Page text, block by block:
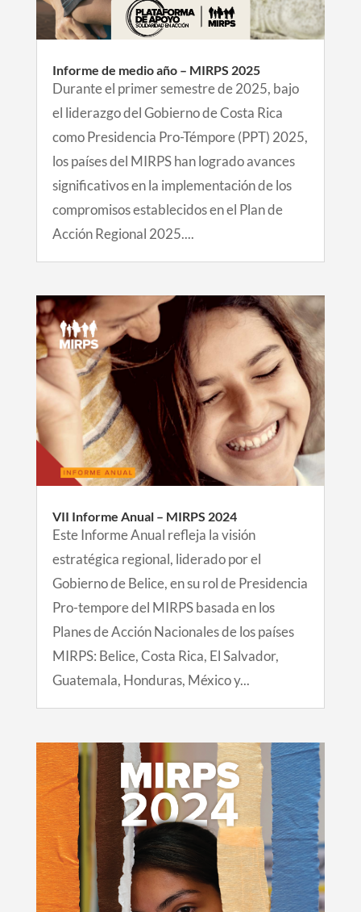
Informe de medio año – MIRPS 2025
Durante el primer semestre de 2025, bajo
el liderazgo del Gobierno de Costa Rica
como Presidencia Pro-Témpore (PPT) 2025,
los países del MIRPS han logrado avances
significativos en la implementación de los
compromisos establecidos en el Plan de
Acción Regional 2025....
VII Informe Anual – MIRPS 2024
Este Informe Anual refleja la visión
estratégica regional, liderado por el
Gobierno de Belice, en su rol de Presidencia
Pro-tempore del MIRPS basada en los
Planes de Acción Nacionales de los países
MIRPS: Belice, Costa Rica, El Salvador,
Guatemala, Honduras, México y...